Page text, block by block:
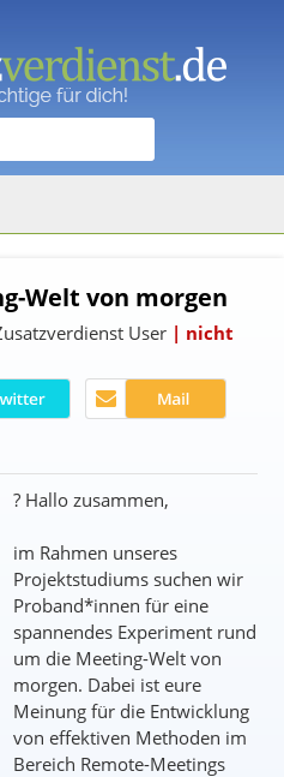
Welt von morgen
User | nicht
? Hallo zusammen,
im Rahmen unseres
Projektstudiums suchen wir
Proband*innen für eine
spannendes Experiment rund
um die Meeting-Welt von
morgen. Dabei ist eure
Meinung für die Entwicklung
von effektiven Methoden im
Bereich Remote-Meetings